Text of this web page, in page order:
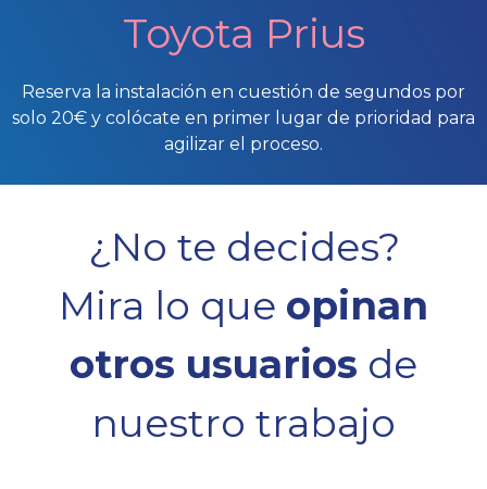
Toyota Prius
Reserva la instalación en cuestión de segundos por
solo 20€ y colócate en primer lugar de prioridad para
agilizar el proceso.
¿No te decides?
Mira lo que opinan
otros usuarios de
nuestro trabajo